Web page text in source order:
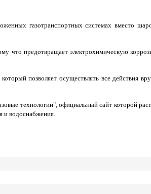
газотранспортных системах вместо
что предотвращает электрохимическую
который позволяет осуществлять все действия
технологии", официальный сайт которой
и водоснабжения.